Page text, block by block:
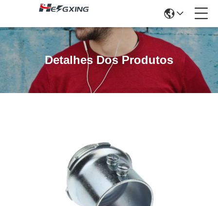
Detalhes Dos Produtos